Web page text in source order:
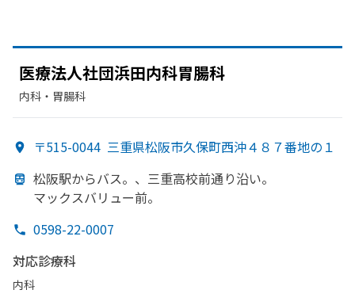
医療法人社団浜田内科胃腸科
内科・​胃腸科
〒515-0044 三重県松阪市久保町西沖４８７番地の１
松阪駅からバス。、 三重高校前通り沿い。
マックスバリュー前。
0598-22-0007
対応診療科
内科